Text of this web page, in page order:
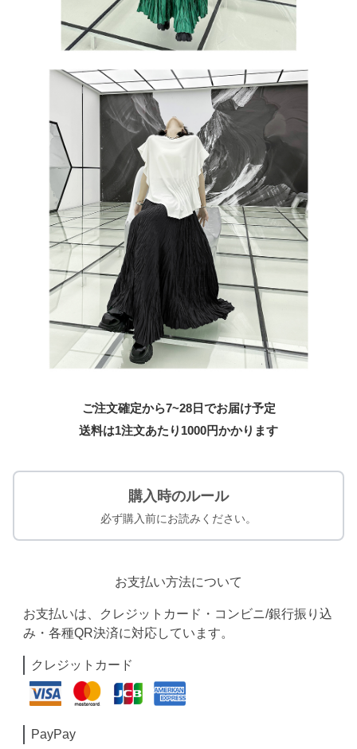
ご注文確定から7~28日でお届け予定
送料は1注文あたり 1000円かかります
購入時のルール
必ず購入前にお読みください。
お支払い方法について
お支払いは、クレジットカード・コンビニ/銀行振り込
み・各種QR決済に対応しています。
クレジットカード
PayPay